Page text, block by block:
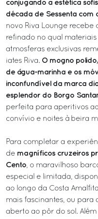
conjugando a estética
década de Sessenta com
novo Riva Lounge recebe
refinado no qual
atmosferas exclusivas
iates Riva. O mogno
de água-marinha e os
inconfundível da marca
esplendor do Borgo
perfeita para aperitivos
convívio e noites à beira
Para completar a
de magníficos cruzeiros
Cento , o maravilhoso
especial e limitada,
ao longo da Costa
mais fascinantes, ou
aberto ao pôr do sol.